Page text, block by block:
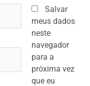
Salvar
meus dados
neste
navegador
para a
próxima vez
que eu